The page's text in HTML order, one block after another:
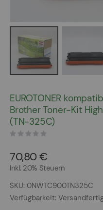
der
Bildergalerie
springen
EUROTONER
Brother Toner-Kit
(TN-325C)
70,80 €
Inkl. 20% Steuern
SKU 0NWTC900TN325C
Verfügbarkeit: